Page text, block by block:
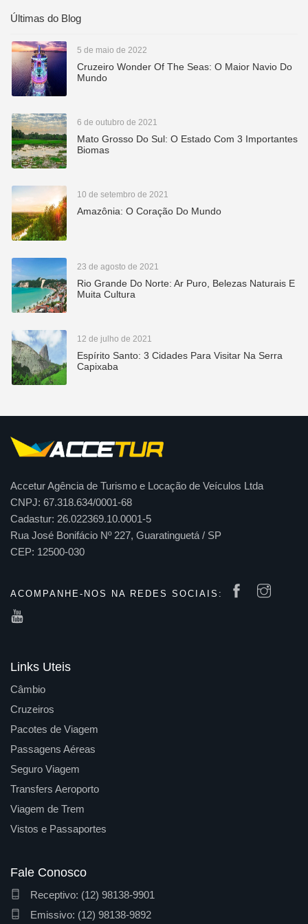
Últimas do Blog
5 de maio de 2022
Cruzeiro Wonder Of The Seas: O Maior Navio Do
Mundo
6 de outubro de 2021
Mato Grosso Do Sul: O Estado Com 3 Importantes
Biomas
10 de setembro de 2021
Amazônia: O Coração Do Mundo
23 de agosto de 2021
Rio Grande Do Norte: Ar Puro, Belezas Naturais E
Muita Cultura
12 de julho de 2021
Espírito Santo: 3 Cidades Para Visitar Na Serra
Capixaba
Accetur Agência de Turismo e Locação de Veículos Ltda
CNPJ: 67.318.634/0001-68
Cadastur: 26.022369.10.0001-5
Rua José Bonifácio Nº 227, Guaratinguetá / SP
CEP: 12500-030
ACOMPANHE-NOS NA REDES SOCIAIS:
Links Uteis
Câmbio
Cruzeiros
Pacotes de Viagem
Passagens Aéreas
Seguro Viagem
Transfers Aeroporto
Viagem de Trem
Vistos e Passaportes
Fale Conosco
Receptivo: (12) 98138-9901
Emissivo: (12) 98138-9892